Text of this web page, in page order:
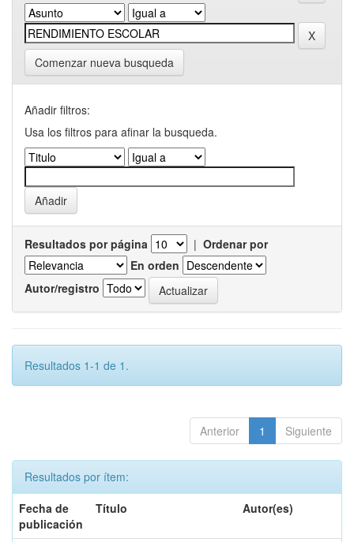
Comenzar nueva busqueda
Añadir filtros:
Usa los filtros para afinar la busqueda.
Resultados por página | Ordenar por
En orden
Autor/registro
Resultados 1-1 de 1.
Anterior 1 Siguiente
Resultados por ítem:
Fecha de
publicación
Título Autor(es)